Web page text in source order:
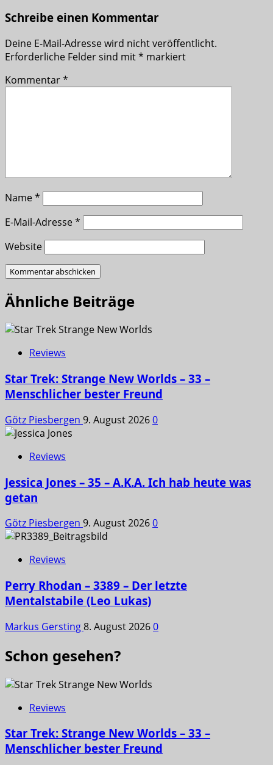
Schreibe einen Kommentar
Deine E-Mail-Adresse wird nicht veröffentlicht.
Erforderliche Felder sind mit* markiert
Kommentar*
Name*
E-Mail-Adresse*
Website
Ähnliche Beiträge
Reviews
Star Trek: Strange New Worlds – 33 –
Menschlicher bester Freund
Götz Piesbergen 9. August 20260
Reviews
Jessica Jones – 35 – A.K.A. Ich hab heute was
getan
Götz Piesbergen 9. August 20260
Reviews
Perry Rhodan – 3389 – Der letzte
Mentalstabile (Leo Lukas)
Markus Gersting8. August 20260
Schon gesehen?
Reviews
Star Trek: Strange New Worlds – 33 –
Menschlicher bester Freund